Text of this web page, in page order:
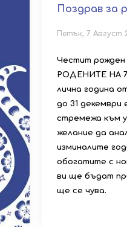
Поздрав за
Петък, 7 Август
Честит рожден
РОДЕНИТЕ НА
лична година
до 31 декември
стремежа към
желание да
изминалите
обогатите с
ви ще бъдат
ще се чува.